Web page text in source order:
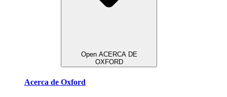
Open ACERCA DE
OXFORD
Acerca de Oxford